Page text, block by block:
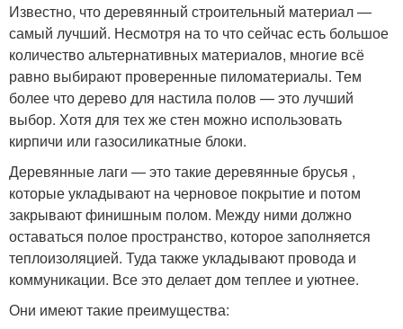
Известно, что деревянный строительный материал —
самый лучший. Несмотря на то что сейчас есть большое
количество альтернативных материалов, многие всё
равно выбирают проверенные пиломатериалы. Тем
более что дерево для настила полов — это лучший
выбор. Хотя для тех же стен можно использовать
кирпичи или газосиликатные блоки.
Деревянные лаги — это такие деревянные брусья ,
которые укладывают на черновое покрытие и потом
закрывают финишным полом. Между ними должно
оставаться полое пространство, которое заполняется
теплоизоляцией. Туда также укладывают провода и
коммуникации. Все это делает дом теплее и уютнее.
Они имеют такие преимущества: